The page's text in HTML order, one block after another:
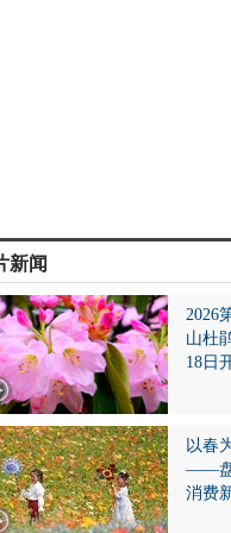
新闻
2026
山杜
18日
以春
——盘
消费